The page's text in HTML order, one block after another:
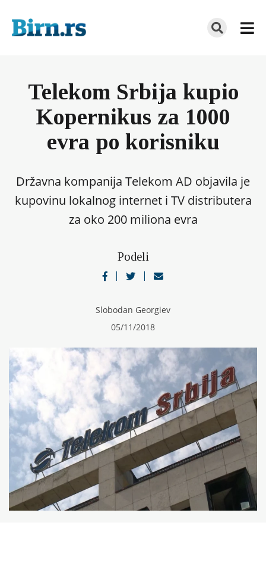
Telekom Srbija kupio
Kopernikus za 1000
evra po korisniku
Državna kompanija Telekom AD objavila je
kupovinu lokalnog internet i TV distributera
za oko 200 miliona evra
Podeli
Slobodan Georgiev
05/11/2018